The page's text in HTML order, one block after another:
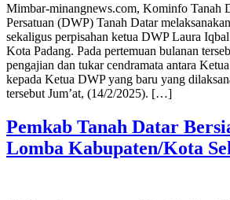
Mimbar-minangnews.com, Kominfo Tanah
Persatuan (DWP) Tanah Datar
sekaligus perpisahan ketua DWP Laura
Kota Padang. Pada pertemuan bulanan
pengajian dan tukar cendramata antara
kepada Ketua DWP yang baru yang
tersebut Jum’at, (14/2/2025). […]
Pemkab Tanah Datar
Lomba Kabupaten/Kota